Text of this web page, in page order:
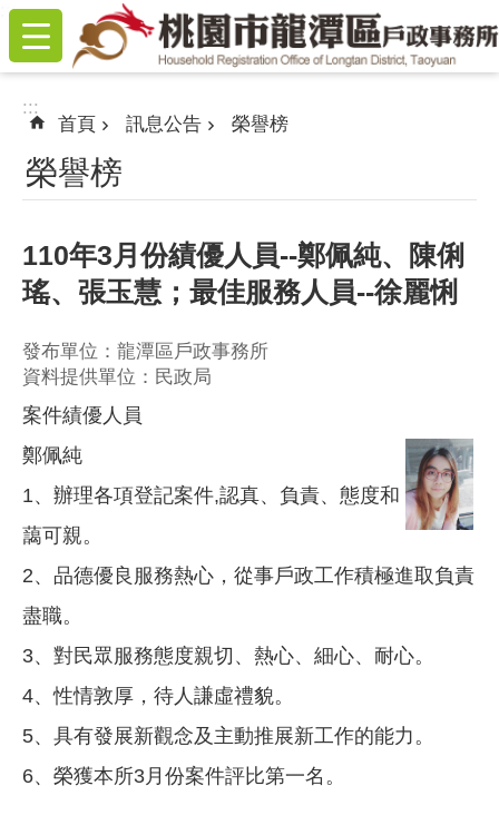
跳到主要內容區塊
:::
:::
首頁 訊息公告 榮譽榜
榮譽榜
110年3月份績優人員--鄭佩純、陳俐
瑤、張玉慧；最佳服務人員--徐麗悧
發布單位：龍潭區戶政事務所
資料提供單位：民政局
案件績優人員
鄭佩純
1、辦理各項登記案件,認真、負責、態度和
藹可親。
2、品德優良服務熱心，從事戶政工作積極進取負責
盡職。
3、對民眾服務態度親切、熱心、細心、耐心。
4、性情敦厚，待人謙虛禮貌。
5、具有發展新觀念及主動推展新工作的能力。
6、榮獲本所3月份案件評比第一名。